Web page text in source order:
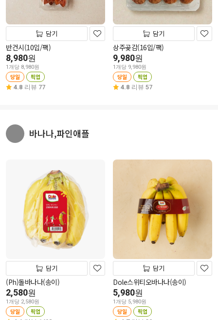
담기
반건시(10입/팩)
8,980원
1개당 8,980원
당일 픽업
4.8 리뷰 77
담기
상주곶감(16입/팩)
9,980원
1개당 9,980원
당일 픽업
4.8 리뷰 57
바나나,파인애플
담기
(Ph)돌바나나(송이)
2,580원
1개당 2,580원
당일 픽업
담기
Dole스위티오바나나(송이)
5,980원
1개당 5,980원
당일 픽업